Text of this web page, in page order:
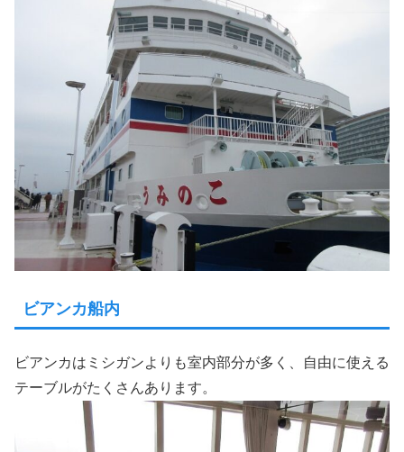
ビアンカ船内
ビアンカはミシガンよりも室内部分が多く、自由に使える
テーブルがたくさんあります。